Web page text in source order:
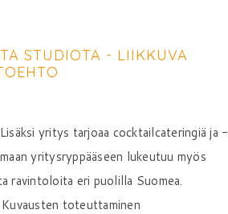
STUDIOTA - LIIKKUVA
yritys tarjoaa cocktailcateringiä ja -
yritysryppääseen lukeutuu myös
ravintoloita eri puolilla Suomea.
toteuttaminen